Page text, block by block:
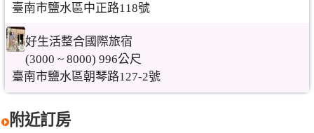
臺南市鹽水區中正路118號
好生活整合國際旅宿
(3000 ~ 8000) 996公尺
臺南市鹽水區朝琴路127-2號
附近訂房